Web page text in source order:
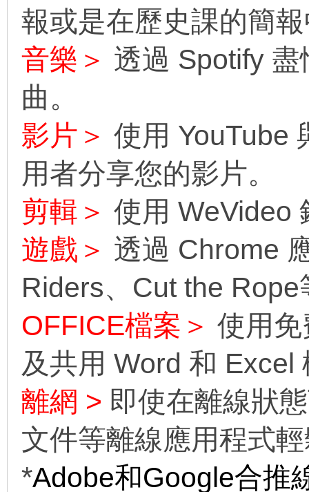
報或是在歷史課的簡
音樂＞ 透過 Spotify
曲。
影片＞ 使用 YouTube
用者分享您的影片。
剪輯＞ 使用 WeVideo
遊戲＞ 透過 Chrome
Riders、Cut the
OFFICE檔案＞ 使用
及共用 Word 和 Excel
離網 > 即使在離線狀
文件等離線應用程式
*Adobe和Google合推